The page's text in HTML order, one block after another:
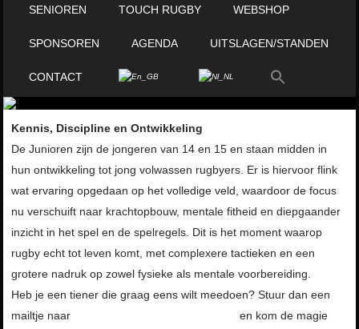
SENIOREN TOUCH RUGBY WEBSHOP
SPONSOREN AGENDA UITSLAGEN/STANDEN
CONTACT
Kennis, Discipline en Ontwikkeling
De Junioren zijn de jongeren van 14 en 15 en staan midden in
hun ontwikkeling tot jong volwassen rugbyers. Er is hiervoor flink
wat ervaring opgedaan op het volledige veld, waardoor de focus
nu verschuift naar krachtopbouw, mentale fitheid en diepgaander
inzicht in het spel en de spelregels. Dit is het moment waarop
rugby echt tot leven komt, met complexere tactieken en een
grotere nadruk op zowel fysieke als mentale voorbereiding.
Heb je een tiener die graag eens wilt meedoen? Stuur dan een
mailtje naar
en kom de magie